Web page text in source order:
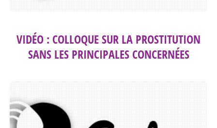
VIDÉO : COLLOQUE SUR LA PROSTITUTION
SANS LES PRINCIPALES CONCERNÉES